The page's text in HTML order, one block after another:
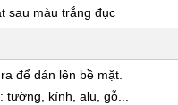
sau màu trắng đục
để dán lên bề mặt.
tường, kính, alu, gỗ...